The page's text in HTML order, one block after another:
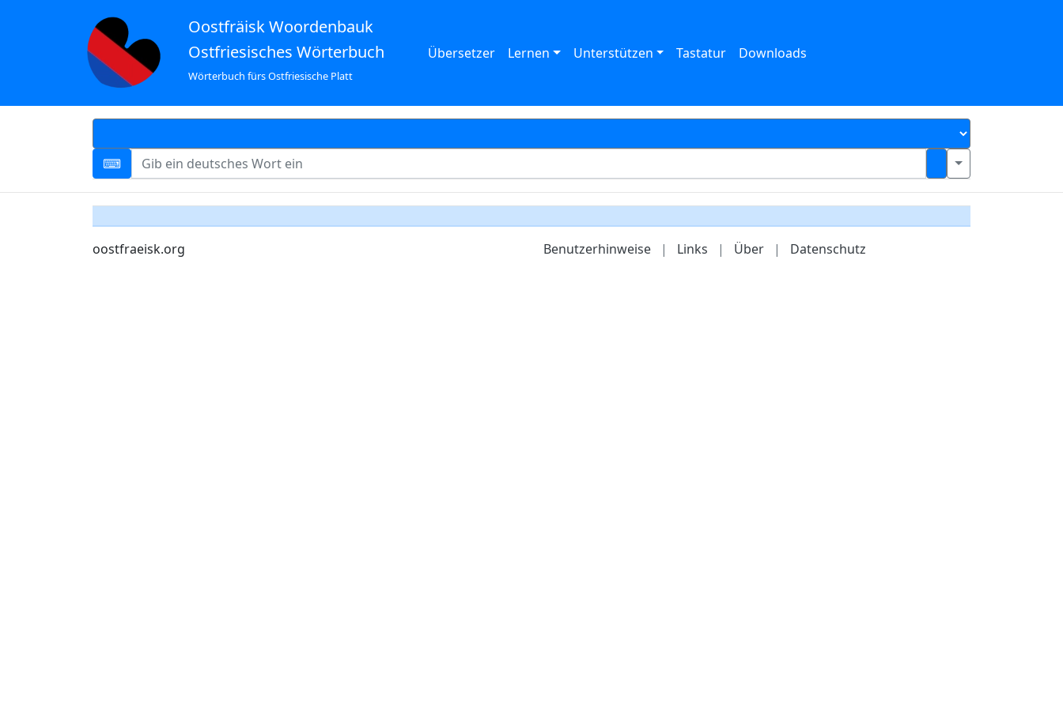
Oostfräisk Woordenbauk
Ostfriesisches Wörterbuch
Wörterbuch fürs Ostfriesische Platt
Übersetzer Lernen Unterstützen Tastatur Downloads
oostfraeisk.org Benutzerhinweise | Links | Über | Datenschutz